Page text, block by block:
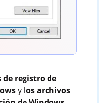
de registro de
y los archivos